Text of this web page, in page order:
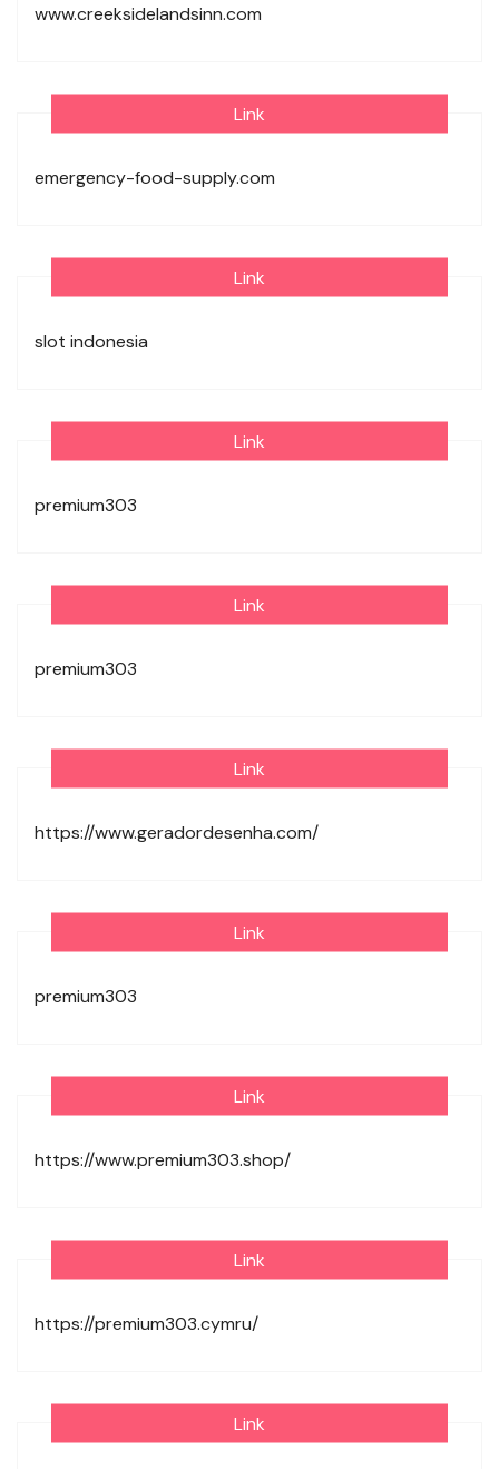
www.creeksidelandsinn.com
Link
emergency-food-supply.com
Link
slot indonesia
Link
premium303
Link
premium303
Link
https://www.geradordesenha.com/
Link
premium303
Link
https://www.premium303.shop/
Link
https://premium303.cymru/
Link